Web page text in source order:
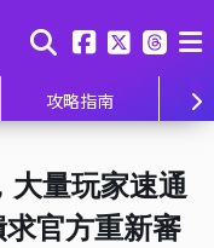
攻略指南
大量玩家速通
官方重新審